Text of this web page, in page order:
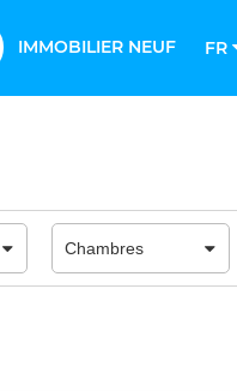
IMMOBILIER NEUF FR